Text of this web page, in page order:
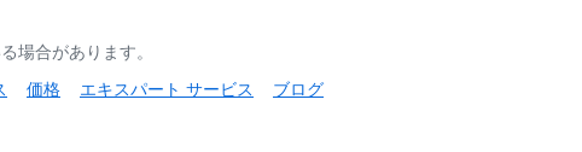
場合があります。
価格 エキスパート サービス ブログ